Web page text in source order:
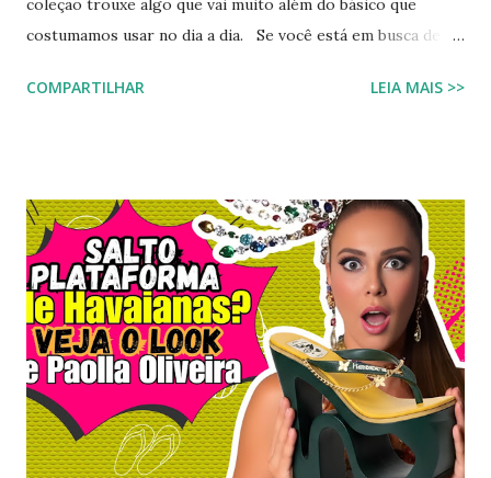
coleção trouxe algo que vai muito além do básico que
costumamos usar no dia a dia. Se você está em busca de
riqueza cultural do Nordeste brasileiro, o Chinelo
verdadeira declaração de estilo e arte. Você já imaginou
carregar na sola dos seus pés uma tradição que é
transmitida de geração em geração pelas artesãs do sertão
alagoano? O grande segredo deste lançamento está na
habilidade de traduzir a identidade cultural brasileira em um
acessório de moda contemporâneo, sem perder a essência
da versatilidade que consagrou o formato clássico. É a
união perfeita entre a tradição nordestina e a modernidade
urbana que o seu guarda-ro...
COMPARTILHAR LEIA MAIS >>